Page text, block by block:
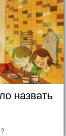
назвать